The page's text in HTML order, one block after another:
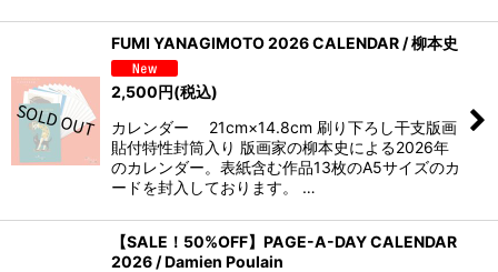
FUMI YANAGIMOTO 2026 CALENDAR / 柳本史
2,500円(税込)
カレンダー 21cm×14.8cm 刷り下ろし干支版画
貼付特性封筒入り 版画家の柳本史による2026年
のカレンダー。表紙含む作品13枚のA5サイズのカ
ードを封入しております。 …
【SALE！50%OFF】PAGE-A-DAY CALENDAR
2026 / Damien Poulain